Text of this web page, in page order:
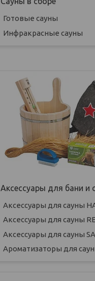
Готовые сауны
Инфракрасные сауны
Аксессуары для бани и
Аксессуары для сауны
Аксессуары для сауны
Аксессуары для сауны
Ароматизаторы для